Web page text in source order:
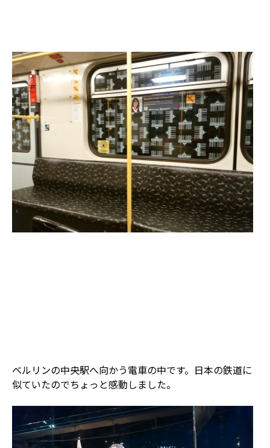
ベルリンの中央駅へ向かう電車の中です。日本の鉄道に
似ていたのでちょっと感動しました。